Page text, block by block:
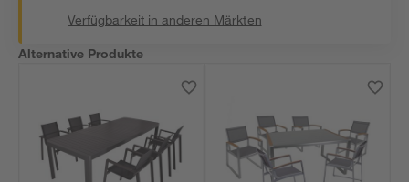
Verfügbarkeit in anderen Märkten
Alternative Produkte